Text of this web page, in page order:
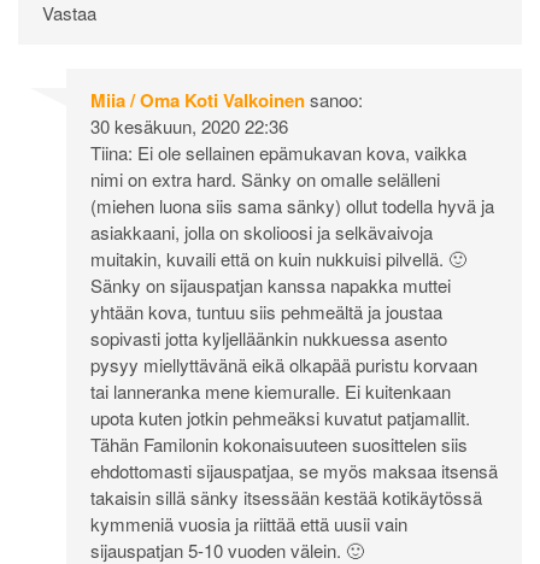
Vastaa
Miia / Oma Koti Valkoinensanoo:
30 kesäkuun, 2020 22:36
Tiina: Ei ole sellainen epämukavan kova, vaikka
nimi on extra hard. Sänky on omalle selälleni
(miehen luona siis sama sänky) ollut todella hyvä ja
asiakkaani, jolla on skolioosi ja selkävaivoja
muitakin, kuvaili että on kuin nukkuisi pilvellä. 🙂
Sänky on sijauspatjan kanssa napakka muttei
yhtään kova, tuntuu siis pehmeältä ja joustaa
sopivasti jotta kyljelläänkin nukkuessa asento
pysyy miellyttävänä eikä olkapää puristu korvaan
tai lanneranka mene kiemuralle. Ei kuitenkaan
upota kuten jotkin pehmeäksi kuvatut patjamallit.
Tähän Familonin kokonaisuuteen suosittelen siis
ehdottomasti sijauspatjaa, se myös maksaa itsensä
takaisin sillä sänky itsessään kestää kotikäytössä
kymmeniä vuosia ja riittää että uusii vain
sijauspatjan 5-10 vuoden välein. 🙂